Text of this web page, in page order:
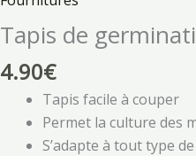
Tapis de
4.90€
Tapis facile à couper
Permet la culture des
S’adapte à tout type